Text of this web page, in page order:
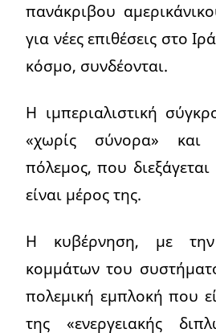
πανάκριβου
για νέες επιθέσεις στο
κόσμο, συνδέονται.
Η ιμπεριαλιστική
«χωρίς σύνορα» και
πόλεμος, που
είναι μέρος της.
Η κυβέρνηση, με
κομμάτων του
πολεμική εμπλοκή που
της «ενεργειακής